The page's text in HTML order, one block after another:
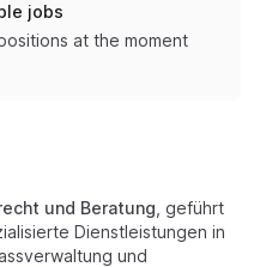
jobs
at the moment
und Beratung , geführt
Dienstleistungen in
und